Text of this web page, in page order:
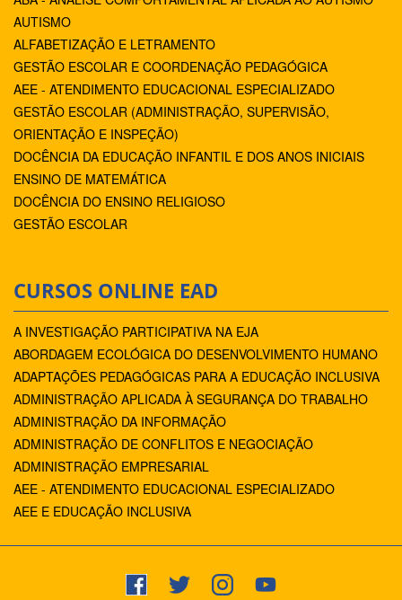
AUTISMO
ALFABETIZAÇÃO E LETRAMENTO
GESTÃO ESCOLAR E COORDENAÇÃO PEDAGÓGICA
AEE - ATENDIMENTO EDUCACIONAL ESPECIALIZADO
GESTÃO ESCOLAR (ADMINISTRAÇÃO, SUPERVISÃO,
ORIENTAÇÃO E INSPEÇÃO)
DOCÊNCIA DA EDUCAÇÃO INFANTIL E DOS ANOS INICIAIS
ENSINO DE MATEMÁTICA
DOCÊNCIA DO ENSINO RELIGIOSO
GESTÃO ESCOLAR
CURSOS ONLINE EAD
A INVESTIGAÇÃO PARTICIPATIVA NA EJA
ABORDAGEM ECOLÓGICA DO DESENVOLVIMENTO HUMANO
ADAPTAÇÕES PEDAGÓGICAS PARA A EDUCAÇÃO INCLUSIVA
ADMINISTRAÇÃO APLICADA À SEGURANÇA DO TRABALHO
ADMINISTRAÇÃO DA INFORMAÇÃO
ADMINISTRAÇÃO DE CONFLITOS E NEGOCIAÇÃO
ADMINISTRAÇÃO EMPRESARIAL
AEE - ATENDIMENTO EDUCACIONAL ESPECIALIZADO
AEE E EDUCAÇÃO INCLUSIVA